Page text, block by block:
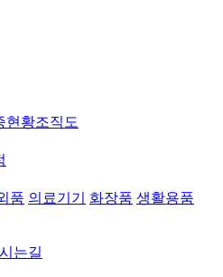
현황조직도
품 의료기기 화장품 생활용품
는길